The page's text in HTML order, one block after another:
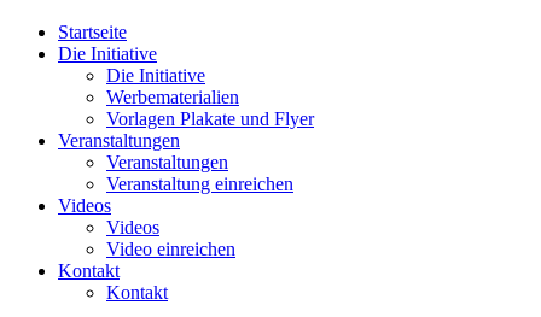
Startseite
Die Initiative
Die Initiative
Werbematerialien
Vorlagen Plakate und Flyer
Veranstaltungen
Veranstaltungen
Veranstaltung einreichen
Videos
Videos
Video einreichen
Kontakt
Kontakt